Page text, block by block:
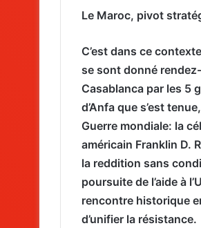
Le Maroc, pivot
C’est dans ce
se sont donné
Casablanca par les 5
d’Anfa que s’est
Guerre mondiale: la
américain Franklin D.
la reddition sans
poursuite de l’aide à
rencontre historique
d’unifier la résistance.